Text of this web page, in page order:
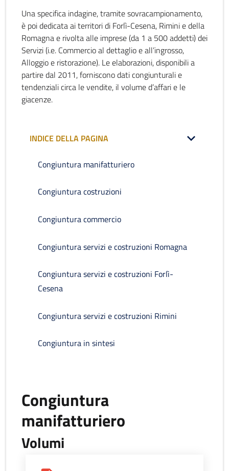
Una specifica indagine, tramite sovracampionamento,
è poi dedicata ai territori di Forlì-Cesena, Rimini e della
Romagna e rivolta alle imprese (da 1 a 500 addetti) dei
Servizi (i.e. Commercio al dettaglio e all’ingrosso,
Alloggio e ristorazione). Le elaborazioni, disponibili a
partire dal 2011, forniscono dati congiunturali e
tendenziali circa le vendite, il volume d’affari e le
giacenze.
INDICE DELLA PAGINA
Congiuntura manifatturiero
Congiuntura costruzioni
Congiuntura commercio
Congiuntura servizi e costruzioni Romagna
Congiuntura servizi e costruzioni Forlì-
Cesena
Congiuntura servizi e costruzioni Rimini
Congiuntura in sintesi
Congiuntura
manifatturiero
Volumi